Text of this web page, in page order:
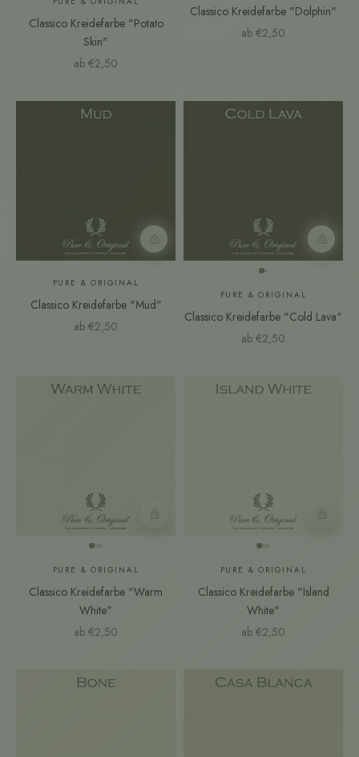
Classico Kreidefarbe "Potato
Skin"
Angebot
ab €2,50
Classico Kreidefarbe "Dolphin"
Angebot
ab €2,50
Farbmuster
PURE & ORIGINAL
Classico Kreidefarbe "Mud"
Angebot
ab €2,50
PURE & ORIGINAL
Classico Kreidefarbe "Cold Lava"
Angebot
ab €2,50
PURE & ORIGINAL
Classico Kreidefarbe "Warm
White"
Angebot
ab €2,50
PURE & ORIGINAL
Classico Kreidefarbe "Island
White"
Angebot
ab €2,50